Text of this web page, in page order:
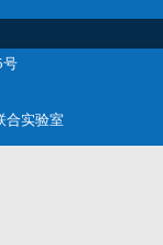
号
合实验室